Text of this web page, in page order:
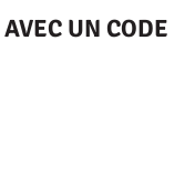
UN CODE